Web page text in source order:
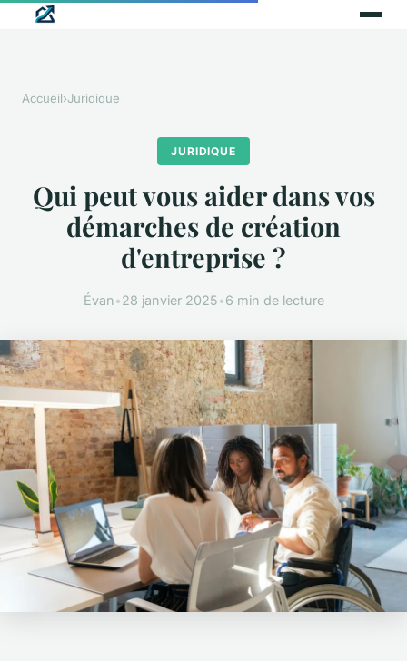
Accueil›Juridique
JURIDIQUE
Qui peut vous aider dans vos
démarches de création
d'entreprise ?
Évan•28 janvier 2025•6 min de lecture